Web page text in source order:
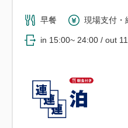
早餐 現場支付・
in 15:00~ 24:00 / out